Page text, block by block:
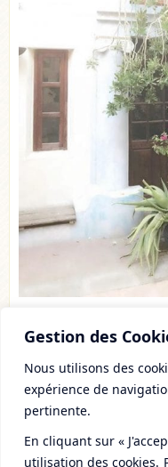
Gestion des
Nous utilisons des
expérience de
pertinente.
En cliquant sur «
utilisation des cookies.